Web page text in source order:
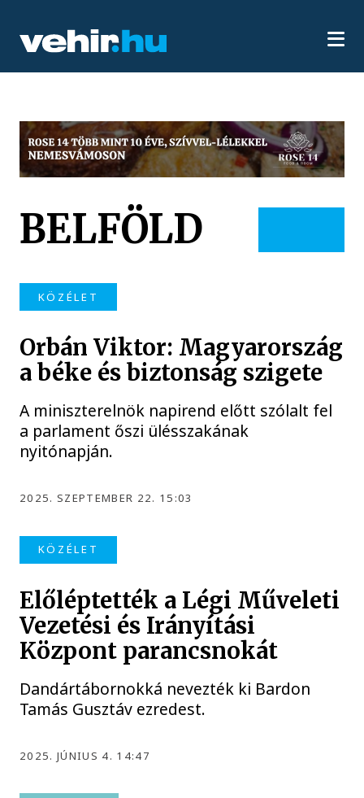
BELFÖLD
KÖZÉLET
Orbán Viktor: Magyarország
a béke és biztonság szigete
A miniszterelnök napirend előtt szólalt fel
a parlament őszi ülésszakának
nyitónapján.
2025. SZEPTEMBER 22. 15:03
KÖZÉLET
Előléptették a Légi Műveleti
Vezetési és Irányítási
Központ parancsnokát
Dandártábornokká nevezték ki Bardon
Tamás Gusztáv ezredest.
2025. JÚNIUS 4. 14:47